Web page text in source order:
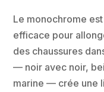
Le monochrome
efficace pour
des chaussures
— noir avec noir,
marine — crée une